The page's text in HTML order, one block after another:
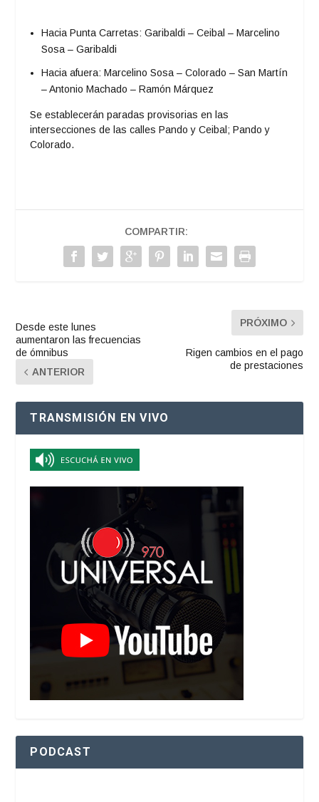
Hacia Punta Carretas: Garibaldi – Ceibal – Marcelino
Sosa – Garibaldi
Hacia afuera: Marcelino Sosa – Colorado – San Martín
– Antonio Machado – Ramón Márquez
Se establecerán paradas provisorias en las
intersecciones de las calles Pando y Ceibal; Pando y
Colorado.
COMPARTIR:
Desde este lunes
aumentaron las frecuencias
de ómnibus
ANTERIOR
PRÓXIMO
Rigen cambios en el pago
de prestaciones
TRANSMISIÓN EN VIVO
PODCAST